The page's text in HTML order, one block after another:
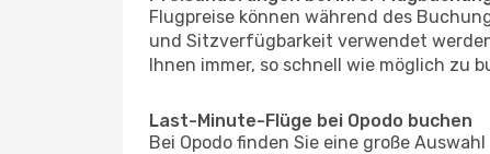
Flugpreise können während des
und Sitzverfügbarkeit verwendet
Ihnen immer, so schnell wie möglich zu
Last-Minute-Flüge bei Opodo buchen
Bei Opodo finden Sie eine große